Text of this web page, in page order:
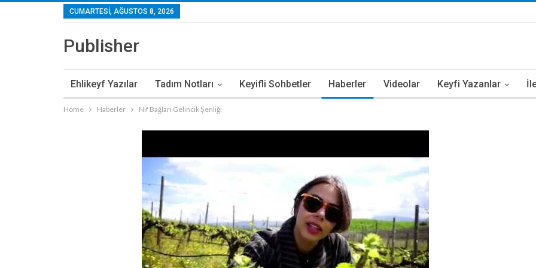
CUMARTESI, AĞUSTOS 8, 2026
Publisher
Ehlikeyf Yazılar Tadım Notları Keyifli Sohbetler Haberler Videolar Keyfi Yazanlar
Home Haberler Nif Bağları Gelincik Şenliği